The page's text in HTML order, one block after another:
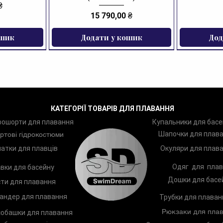
Ціна
15 790,00 ₴
Додати у кошик
КАТЕГОРІЇ ТОВАРІВ ДЛЯ ПЛАВАННЯ
для плавання
гідрокостюми
для плавців
Купальники для
Шапочки для
Окуляри для
для басейну
для плавання
Одяг для
Дошки для
для плавання
для плавання
Трубки для
Рюкзаки для